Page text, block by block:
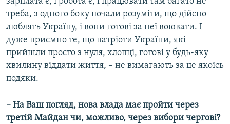
треба, з одного боку почали розуміти, що дійсно
люблять Україну, і вони готові за неї воювати. І
дуже приємно те, що патріоти України, які
прийшли просто з нуля, хлопці, готові у будь-яку
хвилину віддати життя, – не вимагають за це якоїсь
подяки.
– На Ваш погляд, нова влада має пройти через
третій Майдан чи, можливо, через вибори чергові?